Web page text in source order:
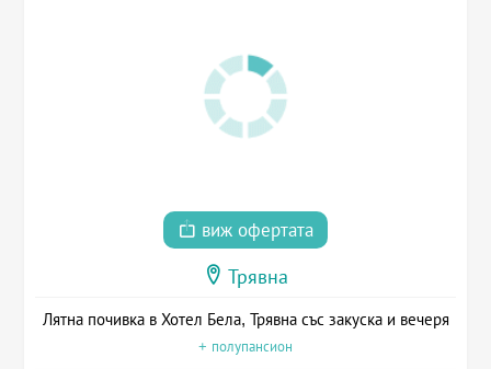
виж офертата
Трявна
Лятна почивка в Хотел Бела, Трявна със закуска и вечеря
+ полупансион